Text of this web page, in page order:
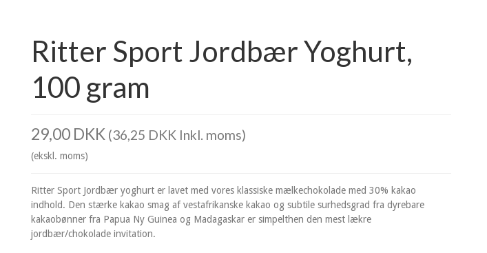
Ritter Sport Jordbær Yoghurt,
100 gram
29,00 DKK (36,25 DKK Inkl. moms)
(ekskl. moms)
Ritter Sport Jordbær yoghurt er lavet med vores klassiske mælkechokolade med 30% kakao
indhold. Den stærke kakao smag af vestafrikanske kakao og subtile surhedsgrad fra dyrebare
kakaobønner fra Papua Ny Guinea og Madagaskar er simpelthen den mest lækre
jordbær/chokolade invitation.